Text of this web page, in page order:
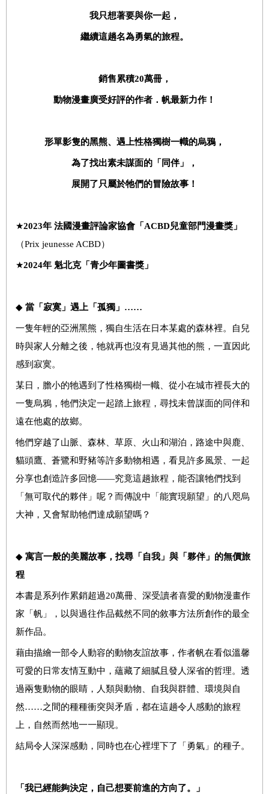
我只想著要與你一起，
繼續這趟名為勇氣的旅程。
銷售累積20萬冊，
動物漫畫廣受好評的作者．帆最新力作！
形單影隻的黑熊、遇上性格獨樹一幟的烏鴉，
為了找出素未謀面的「同伴」，
展開了只屬於牠們的冒險故事！
★2023年 法國漫畫評論家協會「 ACBD兒童部門漫畫獎 」
（Prix jeunesse ACBD）
★2024年 魁北克「青少年圖書獎」
◆ 當「寂寞」遇上「孤獨」……
一隻年輕的亞洲黑熊，獨自生活在日本某處的森林裡。自兒
時與家人分離之後，牠就再也沒有見過其他的熊，一直因此
感到寂寞。
某日，膽小的牠遇到了性格獨樹一幟、從小在城市裡長大的
一隻烏鴉，牠們決定一起踏上旅程，尋找未曾謀面的同伴和
遠在他處的故鄉。
牠們穿越了山脈、森林、草原、火山和湖泊，路途中與鹿、
貓頭鷹、蒼鷺和野豬等許多動物相遇，看見許多風景、一起
分享也創造許多回憶——究竟這趟旅程，能否讓牠們找到
「無可取代的夥伴」呢？而傳說中「能實現願望」的八咫烏
大神，又會幫助牠們達成願望嗎？
◆ 寓言一般的美麗故事，找尋「自我」與「夥伴」的無價旅
程
本書是系列作累銷超過20萬冊、深受讀者喜愛的動物漫畫作
家「帆」，以與過往作品截然不同的敘事方法所創作的最全
新作品。
藉由描繪一部令人動容的動物友誼故事，作者帆在看似溫馨
可愛的日常友情互動中，蘊藏了細膩且發人深省的哲理。透
過兩隻動物的眼睛，人類與動物、自我與群體、環境與自
然……之間的種種衝突與矛盾，都在這趟令人感動的旅程
上，自然而然地一一顯現。
結局令人深深感動，同時也在心裡埋下了「勇氣」的種子。
「我已經能夠決定，自己想要前進的方向了。」